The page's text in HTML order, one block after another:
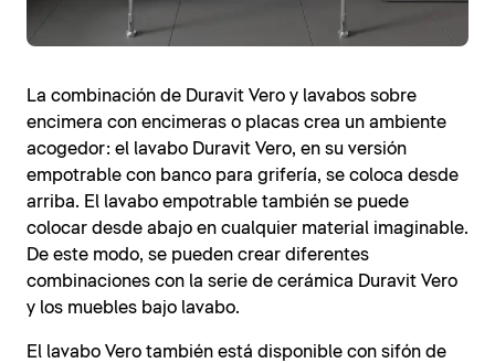
La combinación de Duravit Vero y lavabos sobre
encimera con encimeras o placas crea un ambiente
acogedor: el lavabo Duravit Vero, en su versión
empotrable con banco para grifería, se coloca desde
arriba. El lavabo empotrable también se puede
colocar desde abajo en cualquier material imaginable.
De este modo, se pueden crear diferentes
combinaciones con la serie de cerámica Duravit Vero
y los muebles bajo lavabo.
El lavabo Vero también está disponible con sifón de